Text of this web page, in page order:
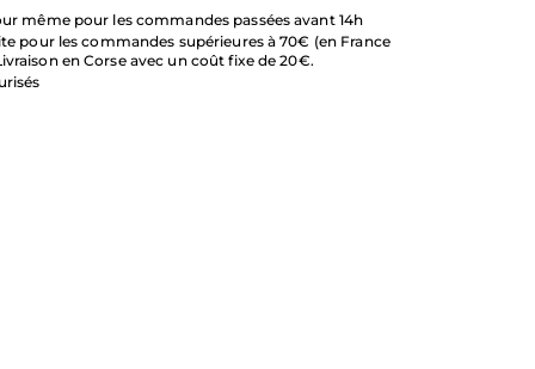
même pour les commandes passées avant 14h
pour les commandes supérieures à 70€ (en France
en Corse avec un coût fixe de 20€.